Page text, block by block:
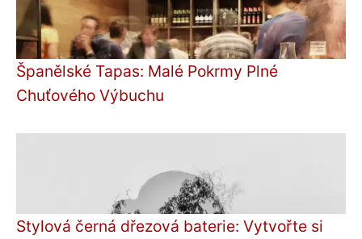
Španělské Tapas: Malé Pokrmy Plné
Chuťového Výbuchu
Stylová černá dřezová baterie: Vytvořte si